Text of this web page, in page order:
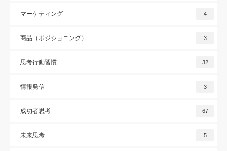
マーケティング 4
商品（ポジショニング） 3
思考行動習慣 32
情報発信 3
成功者思考 67
未来思考 5